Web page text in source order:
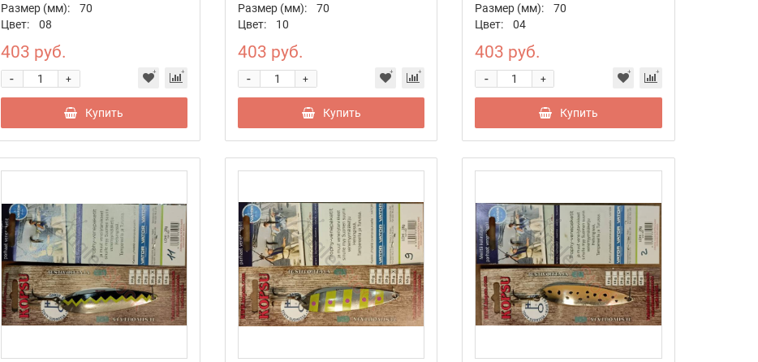
Размер (мм):
70
Цвет:
08
403 руб.
+
-
Купить
Размер (мм):
70
Цвет:
10
403 руб.
+
-
Купить
Размер (мм):
70
Цвет:
04
403 руб.
+
-
Купить